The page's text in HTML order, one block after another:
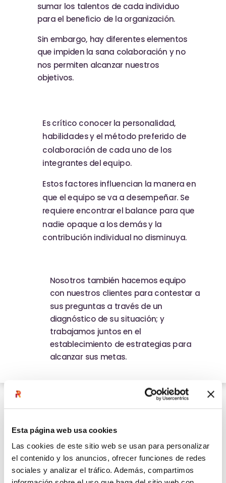
Esta página web usa cookies
Las cookies de este sitio web se usan para personalizar
el contenido y los anuncios, ofrecer funciones de redes
sociales y analizar el tráfico. Además, compartimos
sumar los talentos de cada individuo
para el beneficio de la organización.
Sin embargo, hay diferentes elementos
que impiden la sana colaboración y no
nos permiten alcanzar nuestros
objetivos.
Es crítico conocer la personalidad,
habilidades y el método preferido de
colaboración de cada uno de los
integrantes del equipo.
Estos factores influencian la manera en
que el equipo se va a desempeñar. Se
requiere encontrar el balance para que
nadie opaque a los demás y la
contribución individual no disminuya.
Nosotros también hacemos equipo
con nuestros clientes para contestar a
sus preguntas a través de un
diagnóstico de su situación; y
trabajamos juntos en el
establecimiento de estrategias para
alcanzar sus metas.
Diseñamos soluciones a la